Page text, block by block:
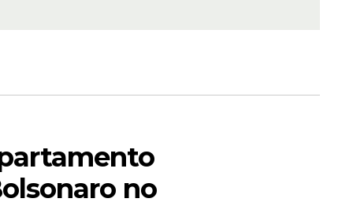
-
outras
no